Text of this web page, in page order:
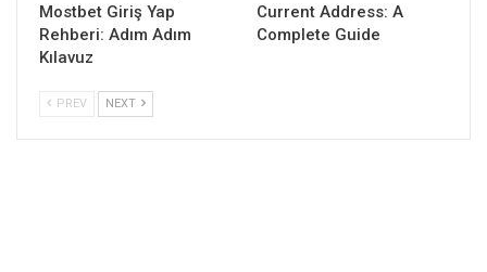
Mostbet Giriş Yap
Rehberi: Adım Adım
Kılavuz
Current Address: A
Complete Guide
PREV NEXT